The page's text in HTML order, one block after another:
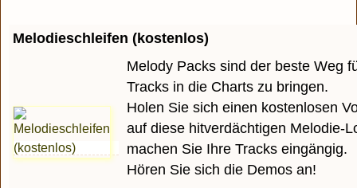
Melodieschleifen (kostenlos)
Melody Packs sind der beste Weg
Tracks in die Charts zu bringen.
Holen Sie sich einen kostenlosen
auf diese hitverdächtigen Melodie-
machen Sie Ihre Tracks eingängig.
Hören Sie sich die Demos an!